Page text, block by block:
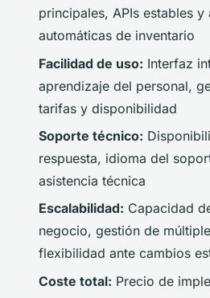
principales, APIs estables
automáticas de inventario
Facilidad de uso: Interfaz
aprendizaje del personal,
tarifas y disponibilidad
Soporte técnico:
respuesta, idioma del
asistencia técnica
Escalabilidad: Capacidad
negocio, gestión de
flexibilidad ante cambios
Coste total: Precio de